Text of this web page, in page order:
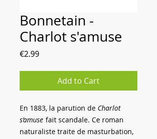
Bonnetain -
Charlot s'amuse
€2.99Price
Add to Cart
En 1883, la parution de Charlot
s’amuse fait scandale. Ce roman
naturaliste traite de masturbation,